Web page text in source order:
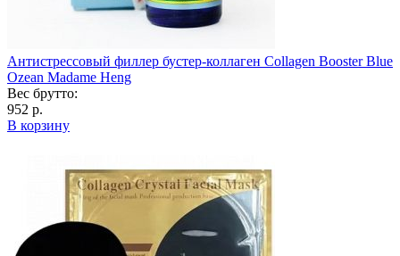
Антистрессовый филлер бустер-коллаген Collagen Booster Blue
Ozean Madame Heng
Вес брутто:
952 р.
В корзину